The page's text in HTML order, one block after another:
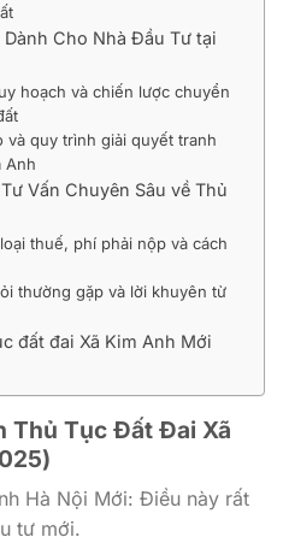
Cho Nhà Đầu Tư tại
hoạch và chiến lược chuyển
và quy trình giải quyết tranh
Anh
Vấn Chuyên Sâu về Thủ
thuế, phí phải nộp và cách
thường gặp và lời khuyên từ
đất đai Xã Kim Anh Mới
Thủ Tục Đất Đai Xã
Hà Nội Mới: Điều này rất
tư mới.